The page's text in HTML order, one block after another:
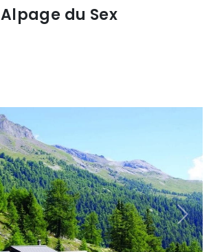
Alpage du Sex
Next